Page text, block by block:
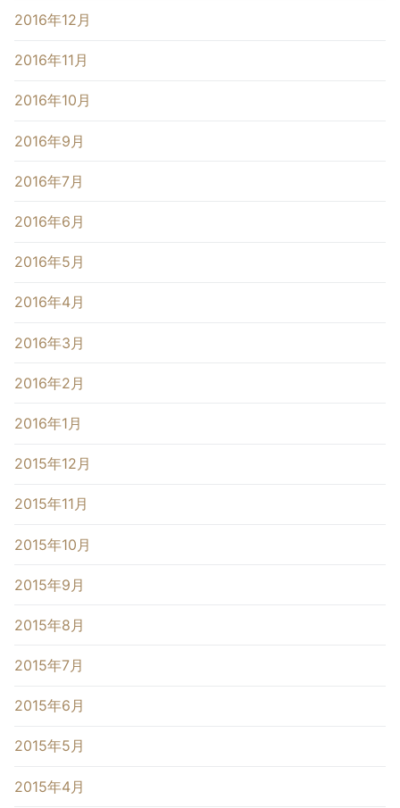
2016年12月
2016年11月
2016年10月
2016年9月
2016年7月
2016年6月
2016年5月
2016年4月
2016年3月
2016年2月
2016年1月
2015年12月
2015年11月
2015年10月
2015年9月
2015年8月
2015年7月
2015年6月
2015年5月
2015年4月